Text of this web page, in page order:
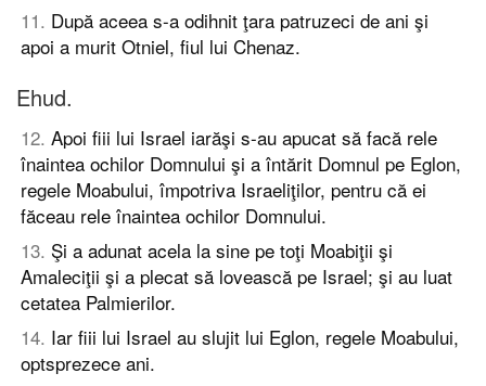
11. După aceea s-a odihnit ţara patruzeci de ani şi
apoi a murit Otniel, fiul lui Chenaz.
Ehud.
12. Apoi fiii lui Israel iarăşi s-au apucat să facă rele
înaintea ochilor Domnului şi a întărit Domnul pe Eglon,
regele Moabului, împotriva Israeliţilor, pentru că ei
făceau rele înaintea ochilor Domnului.
13. Şi a adunat acela la sine pe toţi Moabiţii şi
Amaleciţii şi a plecat să lovească pe Israel; şi au luat
cetatea Palmierilor.
14. Iar fiii lui Israel au slujit lui Eglon, regele Moabului,
optsprezece ani.